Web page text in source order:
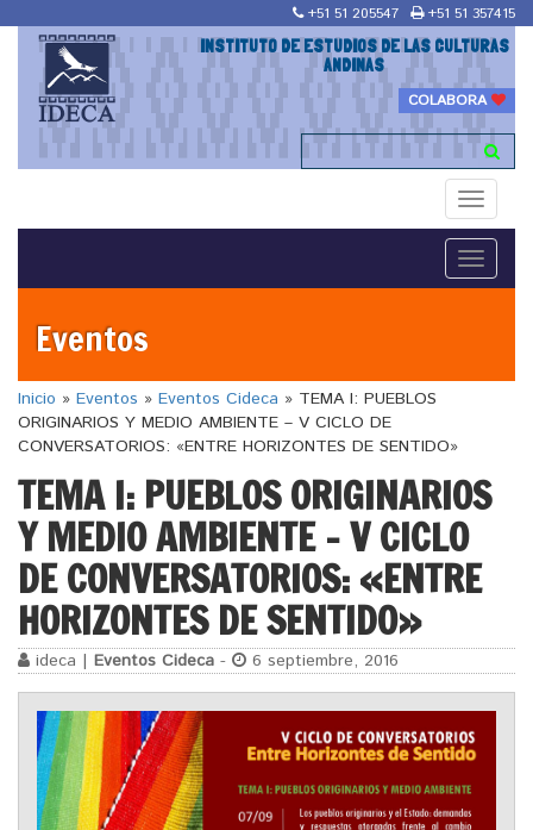
+51 51 205547 +51 51 357415
INSTITUTO DE ESTUDIOS DE LAS CULTURAS
ANDINAS
COLABORA
Toggle
Toggle
Eventos
Inicio » Eventos » Eventos Cideca » TEMA I: PUEBLOS
ORIGINARIOS Y MEDIO AMBIENTE – V CICLO DE
CONVERSATORIOS: «ENTRE HORIZONTES DE SENTIDO»
TEMA I: PUEBLOS ORIGINARIOS
Y MEDIO AMBIENTE – V CICLO
DE CONVERSATORIOS: «ENTRE
HORIZONTES DE SENTIDO»
ideca | Eventos Cideca - 6 septiembre, 2016